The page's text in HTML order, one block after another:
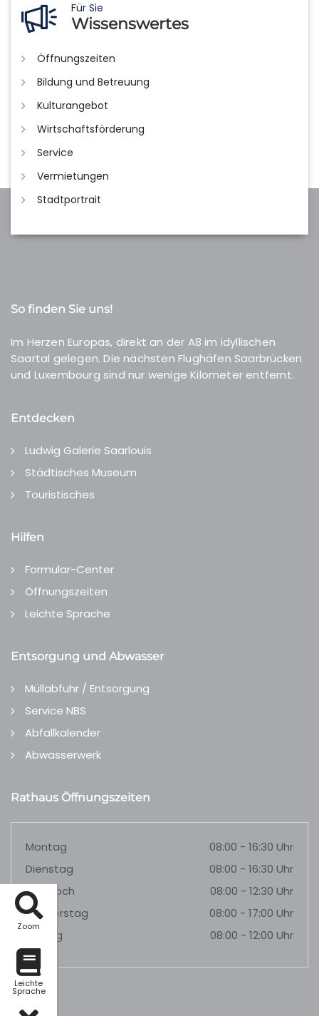
Zoom
Leichte
Sprache
Für Sie
Wissenswertes
Öffnungszeiten
Bildung und Betreuung
Kulturangebot
Wirtschaftsförderung
Service
Vermietungen
Stadtportrait
So finden Sie uns!
Im Herzen Europas, direkt an der A8 im idyllischen
Saartal gelegen. Die nächsten Flughäfen Saarbrücken
und Luxembourg sind nur wenige Kilometer entfernt.
Entdecken
Ludwig Galerie Saarlouis
Städtisches Museum
Touristisches
Hilfen
Formular-Center
Öffnungszeiten
Leichte Sprache
Entsorgung und Abwasser
Müllabfuhr / Entsorgung
Service NBS
Abfallkalender
Abwasserwerk
Rathaus Öffnungszeiten
Montag
08:00 - 16:30 Uhr
Dienstag
08:00 - 16:30 Uhr
Mittwoch
08:00 - 12:30 Uhr
Donnerstag
08:00 - 17:00 Uhr
Freitag
08:00 - 12:00 Uhr